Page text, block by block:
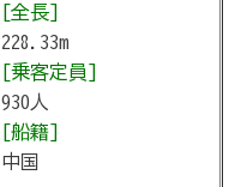
[全長]
228.33m
[乗客定員]
930人
[船籍]
中国